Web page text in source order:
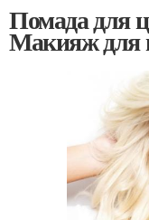
Помада для
Макияж для